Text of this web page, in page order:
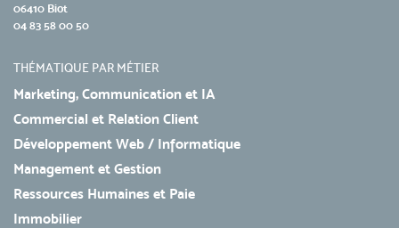
06410 Biot
04 83 58 00 50
THÉMATIQUE PAR MÉTIER
Marketing, Communication et IA
Commercial et Relation Client
Développement Web / Informatique
Management et Gestion
Ressources Humaines et Paie
Immobilier